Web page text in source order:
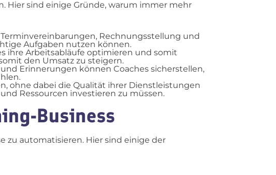
Hier sind einige Gründe, warum immer mehr
Rechnungsstellung und
Aufgaben nutzen können.
ihre Arbeitsabläufe optimieren und somit
den Umsatz zu steigern.
Erinnerungen können Coaches sicherstellen,
ohne dabei die Qualität ihrer Dienstleistungen
Ressourcen investieren zu müssen.
Business
zu automatisieren. Hier sind einige der